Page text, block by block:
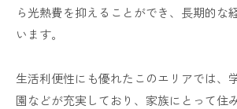
ら光熱費を抑えることができ、長期的な
います。
生活利便性にも優れたこのエリアでは、
園などが充実しており、家族にとって住